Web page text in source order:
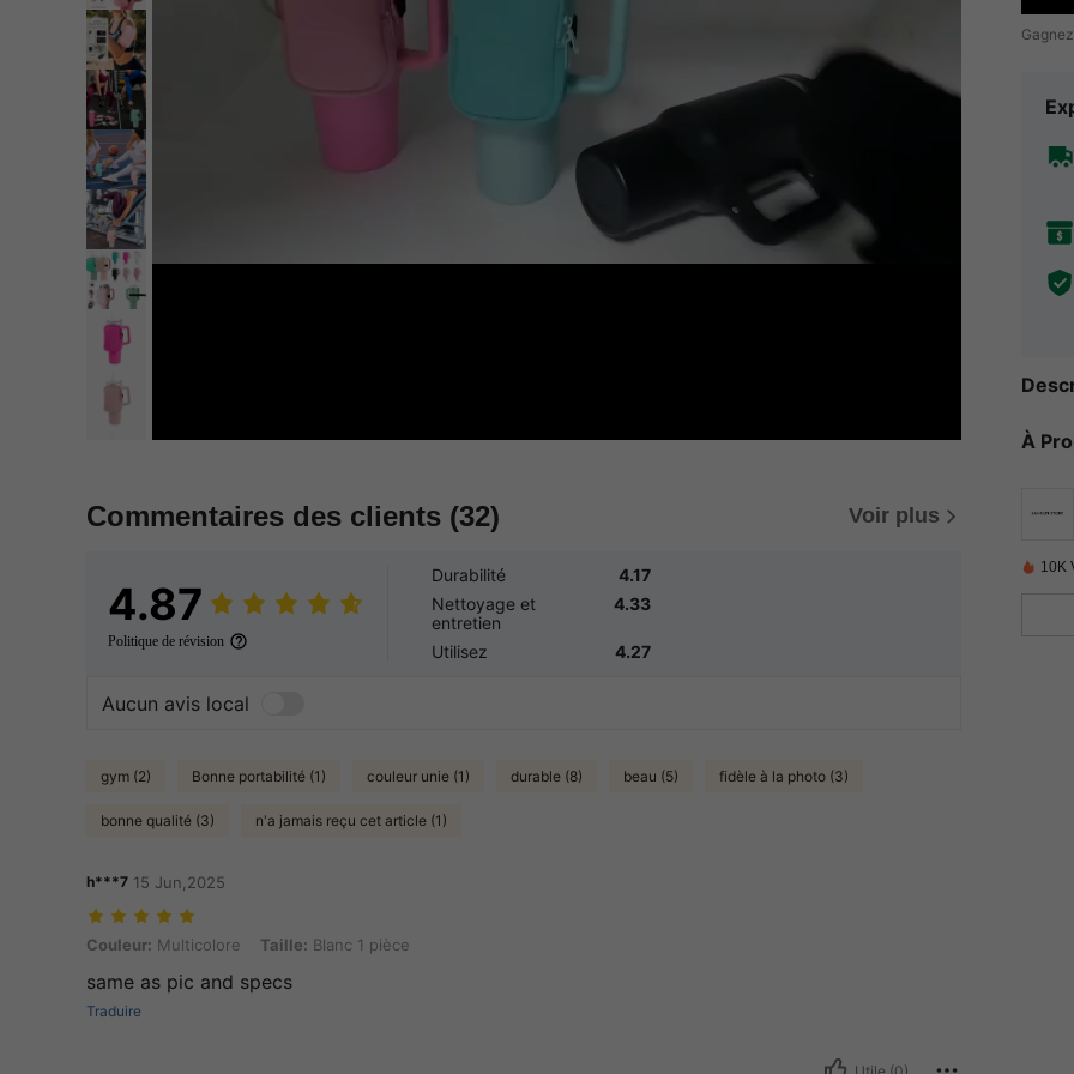
Commentaires des clients (32) Voir plus
4.87
Politique de révision
Durabilité
4.17
Nettoyage et
entretien
4.33
Utilisez 4.27
Aucun avis local
gym (2) Bonne portabilité (1) couleur unie (1) durable (8) beau (5) fidèle à la photo (3)
bonne qualité (3) n'a jamais reçu cet article (1)
h***7 15 Jun,2025
Couleur: Multicolore, Taille: Blanc 1 pièce
Couleur: Multicolore Taille: Blanc 1 pièce
same as pic and specs
Traduire
Utile (0)
À
10K